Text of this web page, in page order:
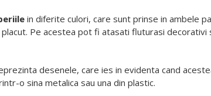
in diferite culori, care sunt prinse in ambele
Pe acestea pot fi atasati fluturasi decorativi
desenele, care ies in evidenta cand
o sina metalica sau una din plastic.